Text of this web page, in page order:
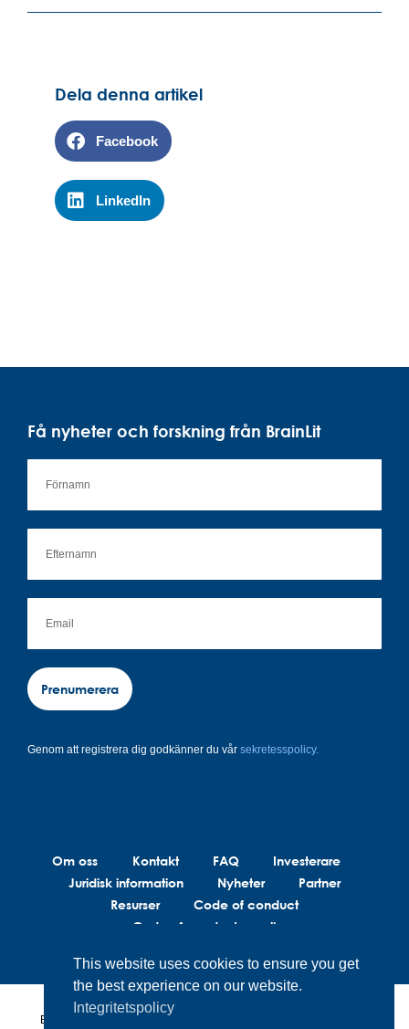
Dela denna artikel
Facebook
LinkedIn
Få nyheter och forskning från BrainLit
Prenumerera
Genom att registrera dig godkänner du vår sekretesspolicy.
Om oss Kontakt FAQ
Investerare
Juridisk information
Nyheter
Partner
Resurser
Code of conduct
Code of conduct suppliers
BrainLit®s produkter och tjänster är inte avsedda att diagnostisera,
This website uses cookies to ensure you get
the best experience on our website.
Integritetspolicy